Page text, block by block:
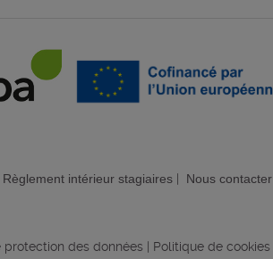
Règlement intérieur stagiaires Nous contacter
protection des données Politique de cookies